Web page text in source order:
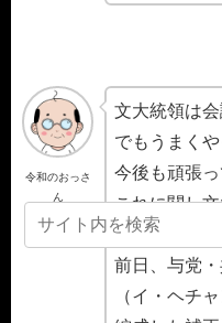
令和のおっさ
ん
文大統領は
でもうまくや
今後も頑張っ
これに関し
頼を示したと
前日、与党
（イ・ヘチ